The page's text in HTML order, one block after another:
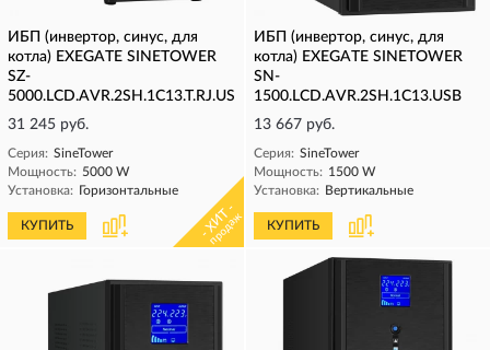
ИБП (инвертор, синус, для
котла) EXEGATE SINETOWER
SZ-
5000.LCD.AVR.2SH.1C13.T.RJ.USB
31 245 руб.
Серия: SineTower
Мощность: 5000 W
Установка: Горизонтальные
КУПИТЬ - ХИТ -
продаж
ИБП (инвертор, синус, для
котла) EXEGATE SINETOWER
SN-
1500.LCD.AVR.2SH.1C13.USB
13 667 руб.
Серия: SineTower
Мощность: 1500 W
Установка: Вертикальные
КУПИТЬ